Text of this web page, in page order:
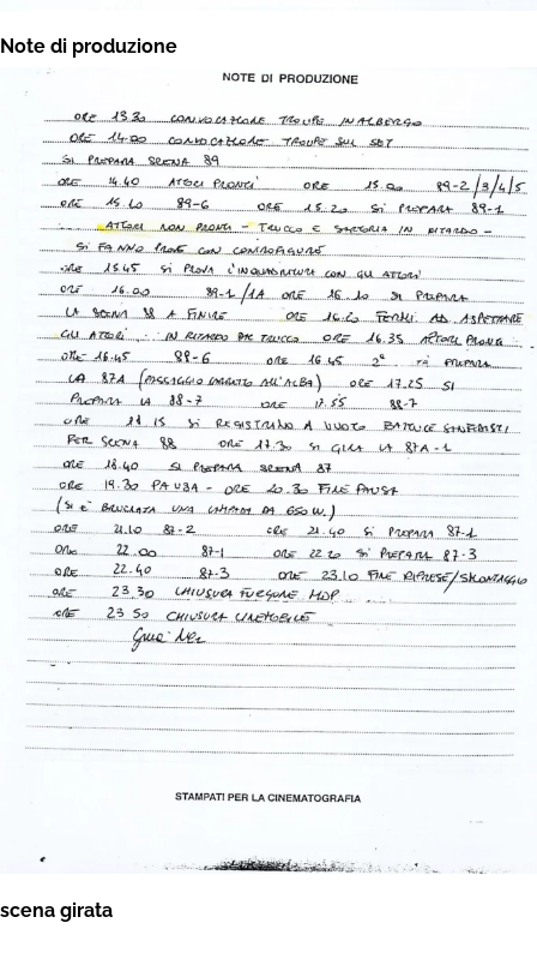
Note di produzione
scena girata